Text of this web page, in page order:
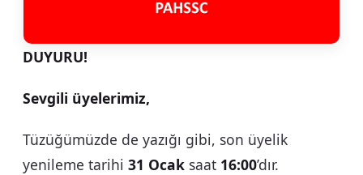
DUYURU!
Sevgili üyelerimiz,
Tüzüğümüzde de yazığı gibi, son üyelik
yenileme tarihi 31 Ocak saat 16:00’dır.